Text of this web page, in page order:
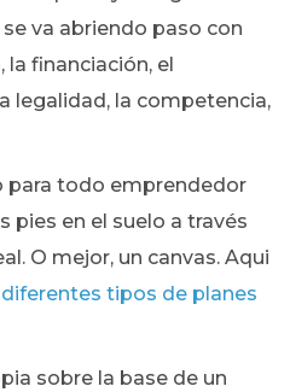
va abriendo paso con
la financiación, el
legalidad, la competencia,
para todo emprendedor
pies en el suelo a través
O mejor, un canvas. Aqui
diferentes tipos de planes
sobre la base de un